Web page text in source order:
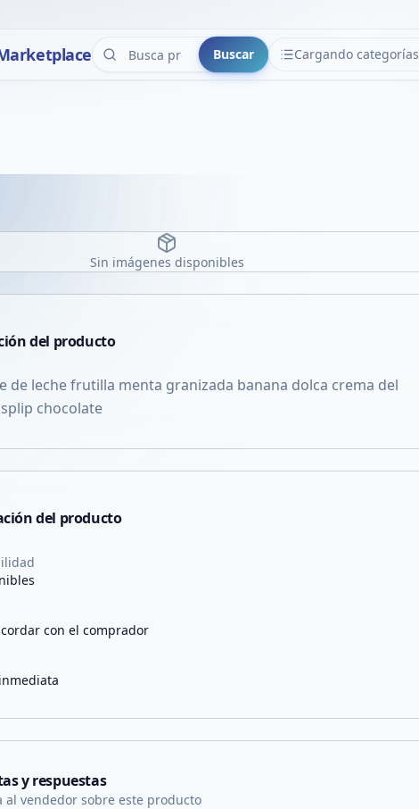
Buscar Cargando categorías
CATEGORÍAS
Sin imágenes disponibles
del producto
de leche frutilla menta granizada banana dolca crema del
chocolate
del producto
con el comprador
y respuestas
al vendedor sobre este producto